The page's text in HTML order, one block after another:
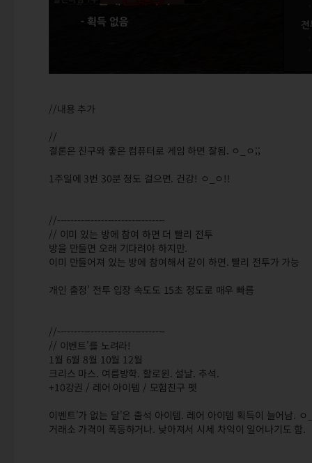
//내용 추가
//
결론은 친구와 좋은 컴퓨터로 게임 하면 잘됨. ㅇ_ㅇ;;
1주일에 3번 30분 정도 걸으면. 건강! ㅇ_ㅇ!!
//--------------------------------
// 이미 있는 방에 참여 하면 더 빨리 전투
방을 만들면 오래 기다려야 하지만.
이미 만들어져 있는 방에 참여해서 같이 하면. 빨리 전투가 가능
개인 출정' 전투 입장 속도도 15초 정도로 매우 빠름
//--------------------------------
// 이벤트'를 노려라!
1월 6월 8월 10월 12월
크리스 마스. 여름방학. 할로윈. 설날. 추석.
+10강권 / 레어 아이템 / 모험친구 펫
이벤트'가 없는 달'은 출석 아이템. 레어 아이템 획득이 늘어남. ㅇ
거래소 가격이 폭등하거나. 낮아져서 시세 차익이 일어나기도 함.